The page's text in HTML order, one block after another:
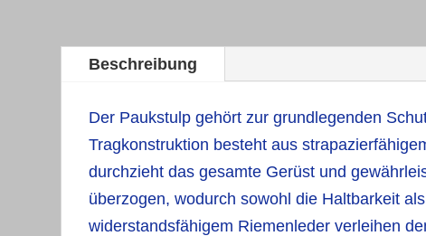
Beschreibung
Der Paukstulp gehört zur grundlegenden
Tragkonstruktion besteht aus
durchzieht das gesamte Gerüst und
überzogen, wodurch sowohl die Haltbarkeit
widerstandsfähigem Riemenleder verleihen